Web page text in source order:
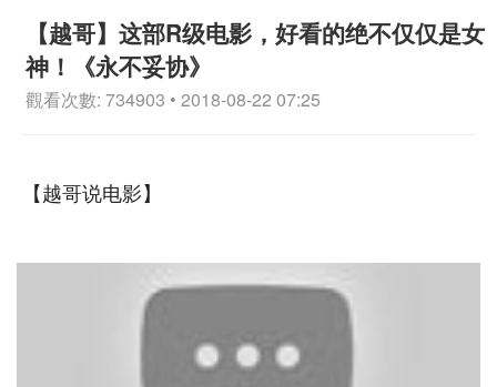
【越哥】这部R级电影，好看的绝不仅仅是女
神！《永不妥协》
觀看次數: 734903 • 2018-08-22 07:25
【越哥说电影】